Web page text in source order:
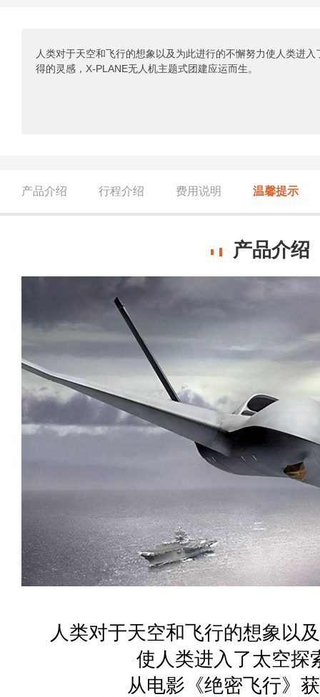
人类对于天空和飞行的想象以及为此进行的不懈努力使人类进
得的灵感，X-PLANE无人机主题式团建应运而生。
产品介绍 行程介绍 费用说明 温馨提示
产品介绍
人类对于天空和飞行的想象以
使人类进入了太空探
从电影《绝密飞行》